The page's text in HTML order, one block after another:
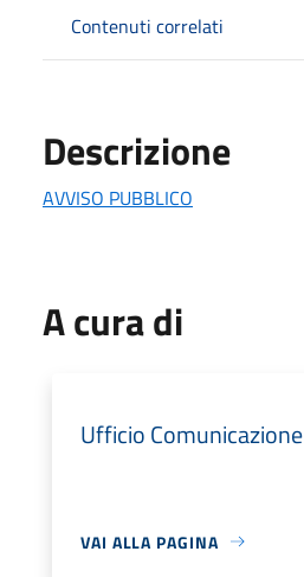
Contenuti correlati
Descrizione
AVVISO PUBBLICO
A cura di
Ufficio Comunicazione
VAI ALLA PAGINA